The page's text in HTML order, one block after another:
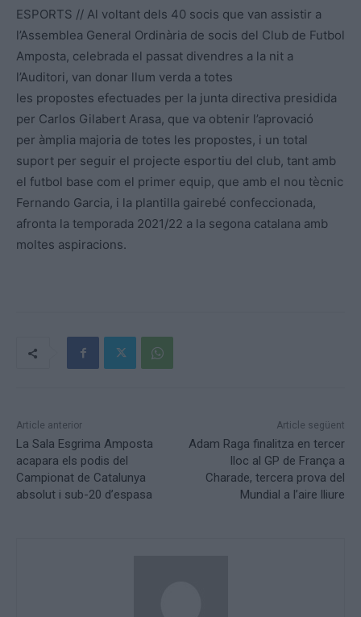
ESPORTS // Al voltant dels 40 socis que van assistir a
l’Assemblea General Ordinària de socis del Club de Futbol
Amposta, celebrada el passat divendres a la nit a
l’Auditori, van donar llum verda a totes
les propostes efectuades per la junta directiva presidida
per Carlos Gilabert Arasa, que va obtenir l’aprovació
per àmplia majoria de totes les propostes, i un total
suport per seguir el projecte esportiu del club, tant amb
el futbol base com el primer equip, que amb el nou tècnic
Fernando Garcia, i la plantilla gairebé confeccionada,
afronta la temporada 2021/22 a la segona catalana amb
moltes aspiracions.
Article anterior
La Sala Esgrima Amposta
acapara els podis del
Campionat de Catalunya
absolut i sub-20 d’espasa
Article següent
Adam Raga finalitza en tercer
lloc al GP de França a
Charade, tercera prova del
Mundial a l’aire lliure